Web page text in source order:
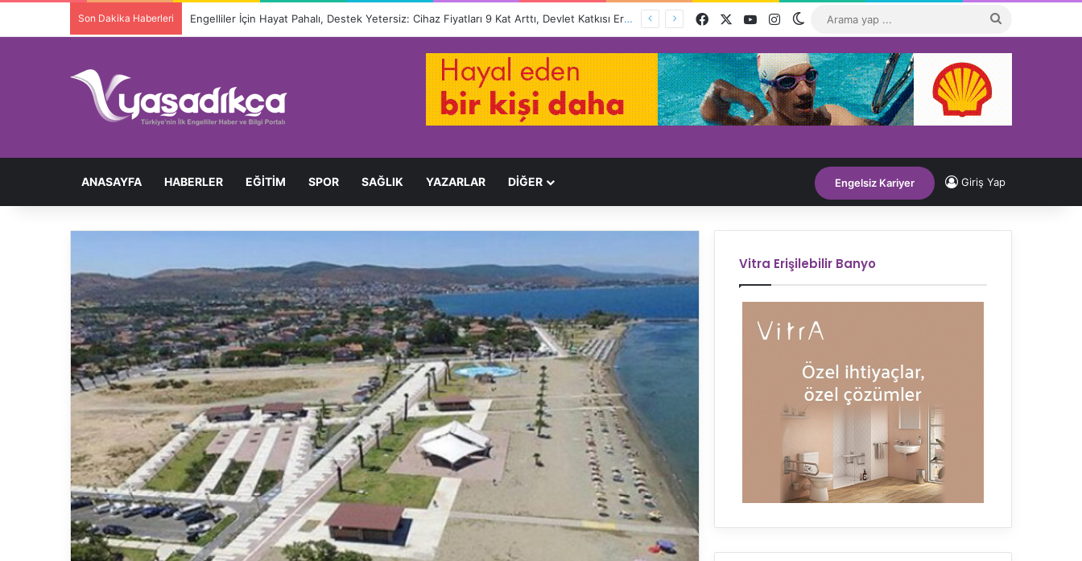
Son Dakika Haberleri Engelliler İçin Hayat Pahalı, Destek Yetersiz: Cihaz Fiyatları 9 Kat Arttı, Devlet Katkısı Eriyor Facebook YouTubeInstagramDış görünümü değiştir
...
ANASAYFA HABERLER EĞITIM SPOR SAĞLIK YAZARLAR DİĞER Engelsiz Kariyer Giriş Yap
Vitra Erişilebilir Banyo